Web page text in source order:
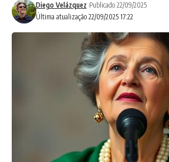
Última atualização 22/09/2025 17:22
Diego Velázquez Publicado 22/09/2025